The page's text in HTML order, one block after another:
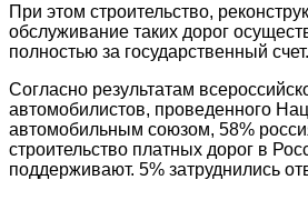
При этом строительство,
обслуживание таких дорог
полностью за государственный счет.
Согласно результатам
автомобилистов, проведенного
автомобильным союзом, 58%
строительство платных дорог в
поддерживают. 5% затруднились